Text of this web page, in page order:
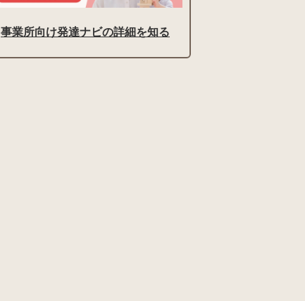
事業所向け発達ナビの詳細を知る